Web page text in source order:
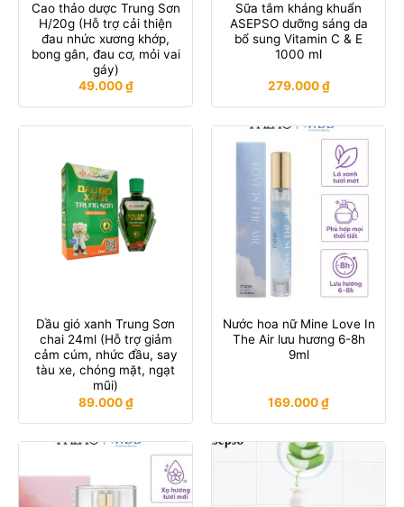
Cao thảo dược Trung Sơn
H/20g (Hỗ trợ cải thiện
đau nhức xương khớp,
bong gân, đau cơ, mỏi vai
gáy)
49.000₫
Sữa tắm kháng khuẩn
ASEPSO dưỡng sáng da
bổ sung Vitamin C & E
1000 ml
279.000₫
Dầu gió xanh Trung Sơn
chai 24ml (Hỗ trợ giảm
cảm cúm, nhức đầu, say
tàu xe, chóng mặt, ngạt
mũi)
89.000₫
Nước hoa nữ Mine Love In
The Air lưu hương 6-8h
9ml
169.000₫